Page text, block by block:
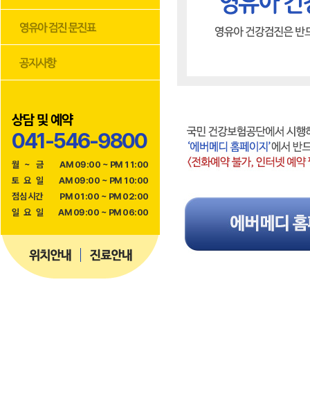
상담 및 예약
041-546-9800
월 ~ 금
AM 09:00 ~ PM 11:00
토 요 일
AM 09:00 ~ PM 10:00
점심시간
PM 01:00 ~ PM 02:00
일 요 일 AM 09:00 ~ PM 06:00